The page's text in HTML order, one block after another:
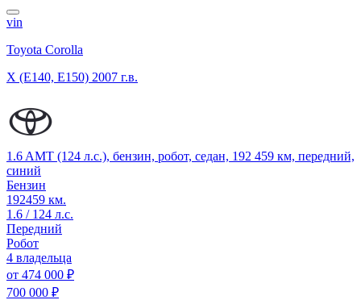
vin
Toyota Corolla
X (E140, E150) 2007 г.в.
1.6 AMT (124 л.с.), бензин, робот, седан, 192 459 км, передний,
синий
Бензин
192459 км.
1.6 / 124 л.с.
Передний
Робот
4 владельца
от 474 000 ₽
700 000 ₽